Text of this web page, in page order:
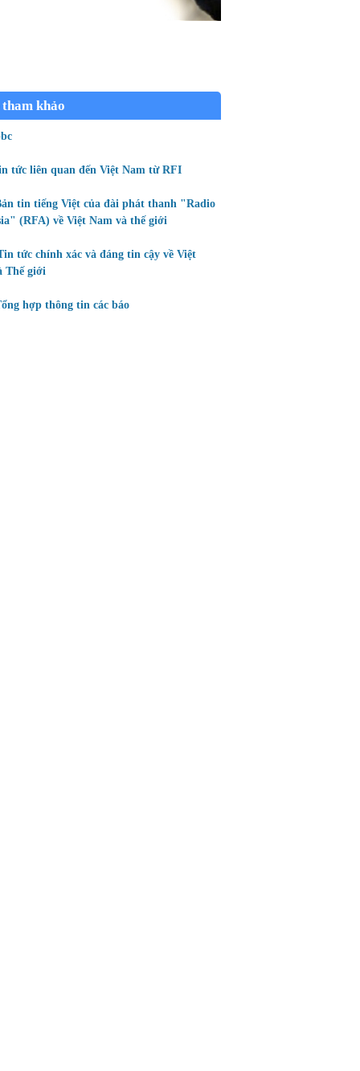
tham khảo
tức liên quan đến Việt Nam từ RFI
tin tiếng Việt của đài phát thanh "Radio
(RFA) về Việt Nam và thế giới
tức chính xác và đáng tin cậy về Việt
Thế giới
hợp thông tin các báo